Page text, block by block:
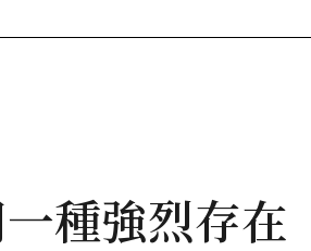
種強烈存在